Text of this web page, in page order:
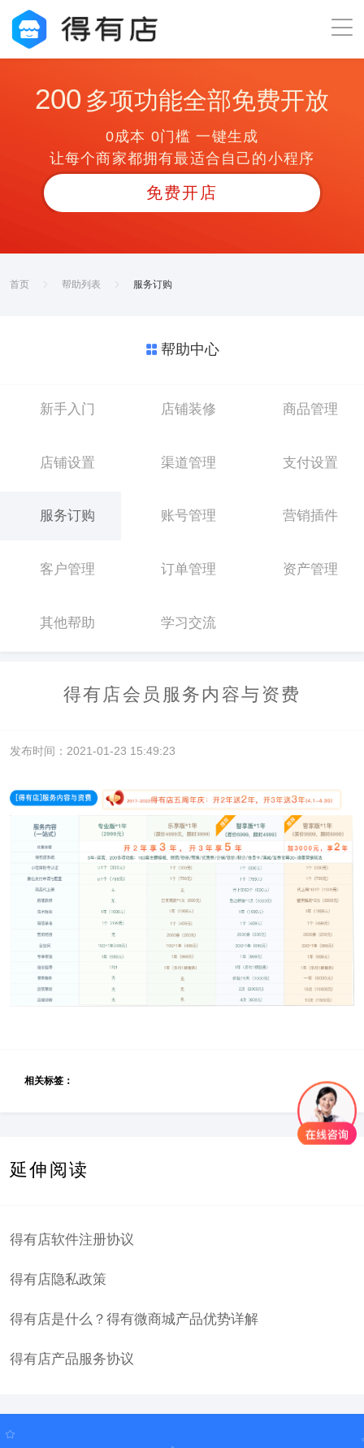
200 多项功能全部免费开放
0成本 0门槛 一键生成
让每个商家都拥有最适合自己的小程序
免费开店
首页 帮助列表 服务订购
帮助中心
新手入门 店铺装修 商品管理
店铺设置 渠道管理 支付设置
服务订购 账号管理 营销插件
客户管理 订单管理 资产管理
其他帮助 学习交流
得有店会员服务内容与资费
发布时间：2021-01-23 15:49:23
相关标签：
延伸阅读
得有店软件注册协议
得有店隐私政策
得有店是什么？得有微商城产品优势详解
得有店产品服务协议